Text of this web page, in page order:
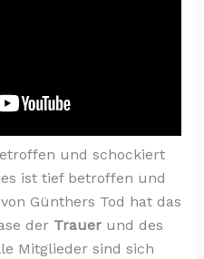
und schockiert
ist tief betroffen und
Günthers Tod hat das
der Trauerund des
Mitglieder sind sich